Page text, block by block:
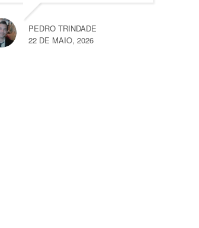
PEDRO TRINDADE
22 DE MAIO, 2026